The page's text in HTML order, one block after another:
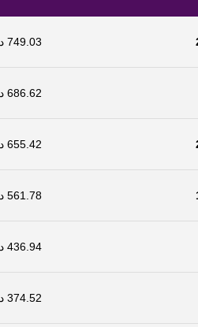
749.03 درهم
686.62 درهم
655.42 درهم
561.78 درهم
436.94 درهم
374.52 درهم